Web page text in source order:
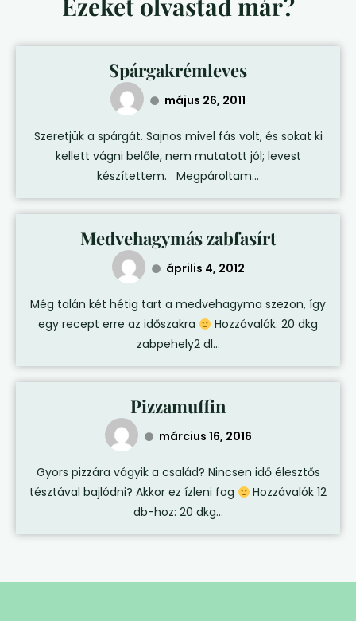
Ezeket olvastad már?
Spárgakrémleves
május 26, 2011
Szeretjük a spárgát. Sajnos mivel fás volt, és sokat ki
kellett vágni belőle, nem mutatott jól; levest
készítettem. Megpároltam...
Medvehagymás zabfasírt
április 4, 2012
Még talán két hétig tart a medvehagyma szezon, így
egy recept erre az időszakra
Hozzávalók: 20 dkg
zabpehely2 dl...
Pizzamuffin
március 16, 2016
Gyors pizzára vágyik a család? Nincsen idő élesztős
tésztával bajlódni? Akkor ez ízleni fog
Hozzávalók 12
db-hoz: 20 dkg...